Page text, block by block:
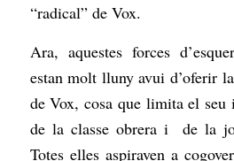
“radical” de Vox.
Ara, aquestes forces
estan molt lluny avui d’oferir
de Vox, cosa que limita el seu
de la classe obrera i de la
Totes elles aspiraven a